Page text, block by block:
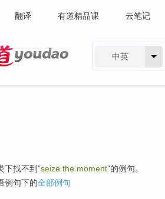
翻译 有道精品课 云笔记
中英
下找不到"seize the moment"的例句。
例句下的全部例句